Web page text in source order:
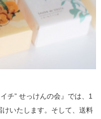
チ” せっけんの会』では、1
いたします。そして、送料